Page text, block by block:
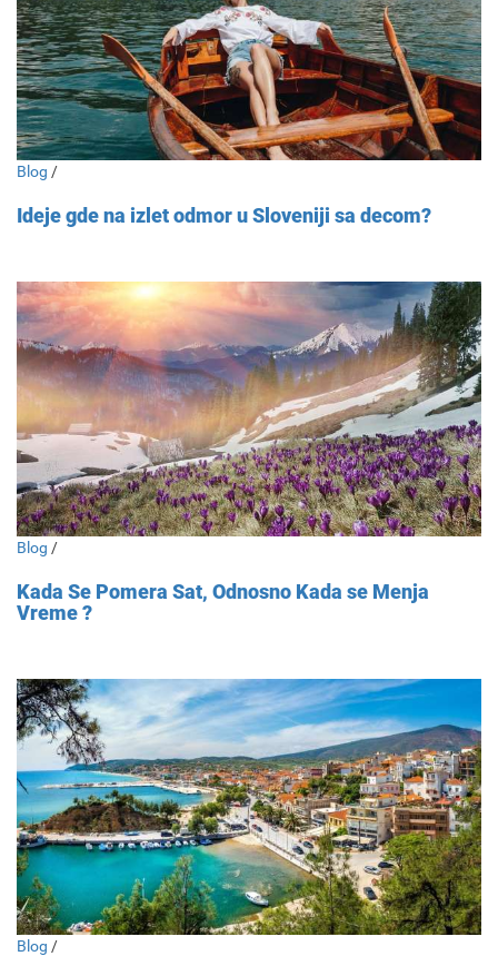
Blog /
Ideje gde na izlet odmor u Sloveniji sa decom?
Blog /
Kada Se Pomera Sat, Odnosno Kada se Menja
Vreme ?
Blog /